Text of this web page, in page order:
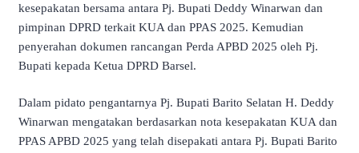
kesepakatan bersama antara Pj. Bupati Deddy Winarwan dan
pimpinan DPRD terkait KUA dan PPAS 2025. Kemudian
penyerahan dokumen rancangan Perda APBD 2025 oleh Pj.
Bupati kepada Ketua DPRD Barsel.
Dalam pidato pengantarnya Pj. Bupati Barito Selatan H. Deddy
Winarwan mengatakan berdasarkan nota kesepakatan KUA dan
PPAS APBD 2025 yang telah disepakati antara Pj. Bupati Barito